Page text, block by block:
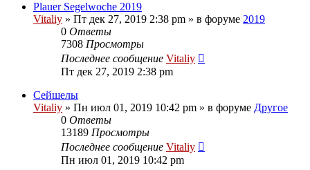
Plauer Segelwoche 2019
Vitaliy » Пт дек 27, 2019 2:38 pm » в форуме 2019
0 Ответы
7308 Просмотры
Последнее сообщение Vitaliy
Пт дек 27, 2019 2:38 pm
Сейшелы
Vitaliy » Пн июл 01, 2019 10:42 pm » в форуме Другое
0 Ответы
13189 Просмотры
Последнее сообщение Vitaliy
Пн июл 01, 2019 10:42 pm